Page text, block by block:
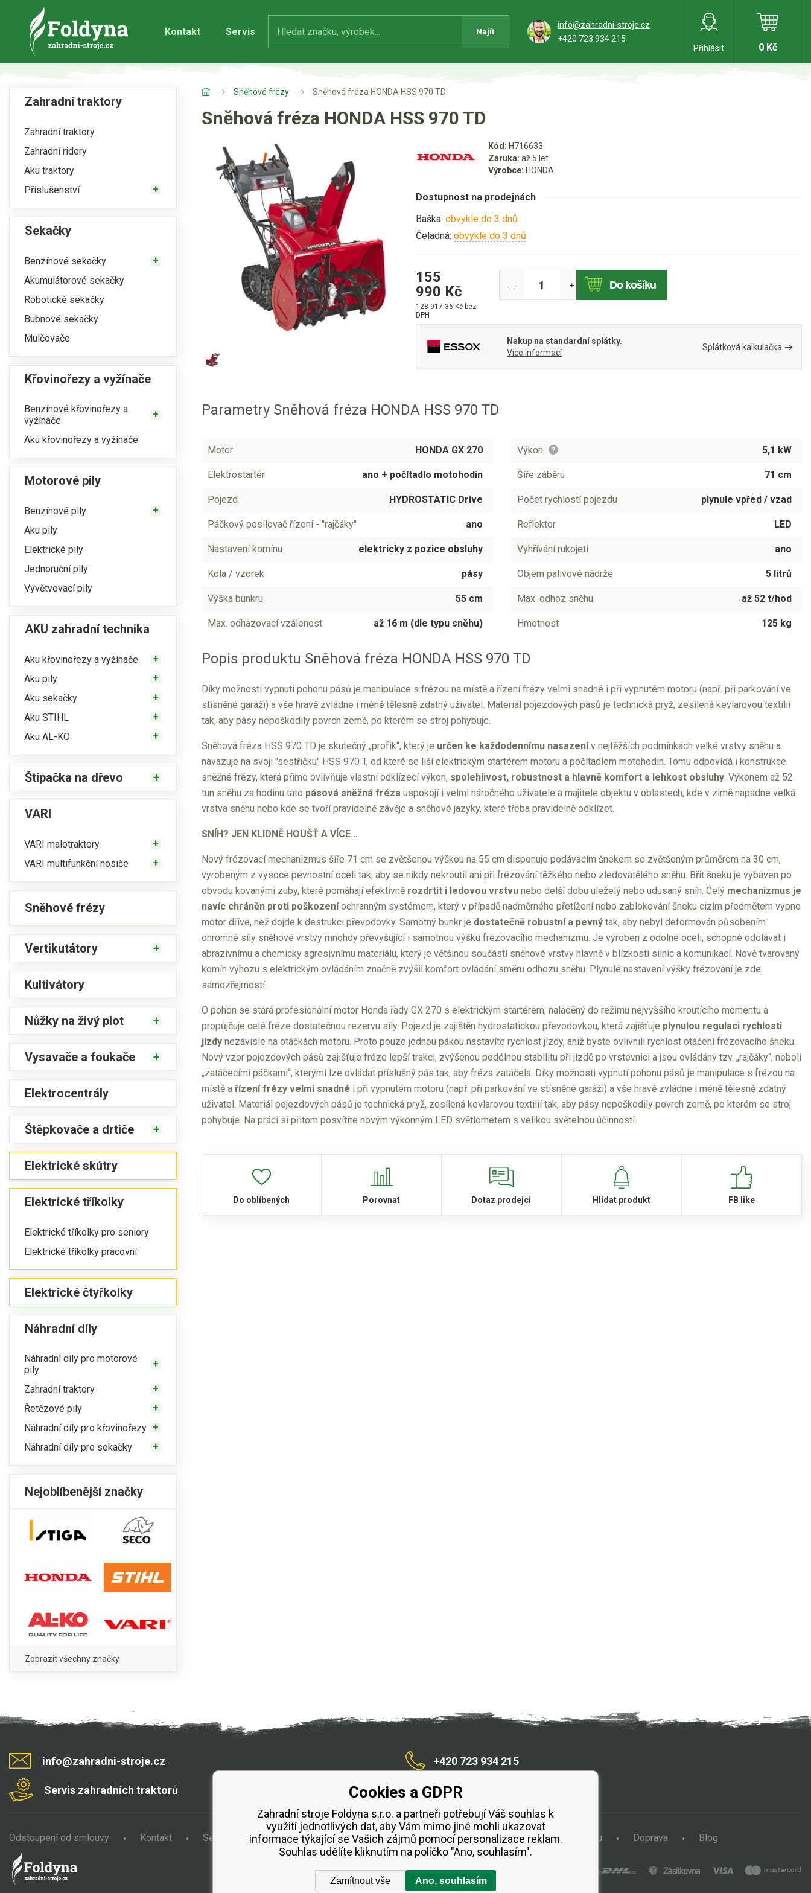
Kontakt Servis Najít
info@zahradni-stroje.cz
+420 723 934 215
Přihlásit
0 Kč
Zahradní traktory
Zahradní traktory
Zahradní ridery
Aku traktory
Příslušenství
Sekačky
Benzínové sekačky
Akumulátorové sekačky
Robotické sekačky
Bubnové sekačky
Mulčovače
Křovinořezy a vyžínače
Benzínové křovinořezy a
vyžínače
Aku křovinořezy a vyžínače
Motorové pily
Benzínové pily
Aku pily
Elektrické pily
Jednoruční pily
Vyvětvovací pily
AKU zahradní technika
Aku křovinořezy a vyžínače
Aku pily
Aku sekačky
Aku STIHL
Aku AL-KO
Štípačka na dřevo
VARI
VARI malotraktory
VARI multifunkční nosiče
Sněhové frézy
Vertikutátory
Kultivátory
Nůžky na živý plot
Vysavače a foukače
Elektrocentrály
Štěpkovače a drtiče
Elektrické skútry
Elektrické tříkolky
Elektrické tříkolky pro seniory
Elektrické tříkolky pracovní
Elektrické čtyřkolky
Náhradní díly
Náhradní díly pro motorové
pily
Zahradní traktory
Řetězové pily
Náhradní díly pro křovinořezy
Náhradní díly pro sekačky
Nejoblíbenější značky
Zobrazit všechny značky
Sněhové frézy Sněhová fréza HONDA HSS 970 TD
Sněhová fréza HONDA HSS 970 TD
Kód: H716633
Záruka: až 5 let
Výrobce: HONDA
Dostupnost na prodejnách
Baška: obvykle do 3 dnů
Čeladná: obvykle do 3 dnů
155
990 Kč
128 917.36 Kč bez
DPH
- + Do košíku
Nakup na standardní splátky.
Více informací
Splátková kalkulačka
Parametry Sněhová fréza HONDA HSS 970 TD
Motor HONDA GX 270 Výkon ? 5,1 kW
Elektrostartér ano + počítadlo motohodin Šíře záběru 71 cm
Pojezd HYDROSTATIC Drive Počet rychlostí pojezdu plynule vpřed / vzad
Páčkový posilovač řízení - "rajčáky" ano Reflektor LED
Nastavení komínu elektricky z pozice obsluhy Vyhřívání rukojeti ano
Kola / vzorek pásy Objem palivové nádrže 5 litrů
Výška bunkru 55 cm Max. odhoz sněhu až 52 t/hod
Max. odhazovací vzálenost až 16 m (dle typu sněhu) Hmotnost 125 kg
Popis produktu Sněhová fréza HONDA HSS 970 TD
Díky možnosti vypnutí pohonu pásů je manipulace s frézou na místě a řízení frézy velmi snadné i při vypnutém motoru (např. při parkování ve
stísněné garáži) a vše hravě zvládne i méně tělesně zdatný uživatel. Materiál pojezdových pásů je technická pryž, zesílená kevlarovou textilií
tak, aby pásy nepoškodily povrch země, po kterém se stroj pohybuje.
Sněhová fréza HSS 970 TD je skutečný „profík“, který je určen ke každodennímu nasazenív nejtěžších podmínkách velké vrstvy sněhu a
navazuje na svoji "sestřičku" HSS 970 T, od které se liší elektrickým startérem motoru a počítadlem motohodin. Tomu odpovídá i konstrukce
sněžné frézy, která přímo ovlivňuje vlastní odklízecí výkon, spolehlivost, robustnost a hlavně komfort a lehkost obsluhy . Výkonem až 52
tun sněhu za hodinu tato pásová sněžná fréza uspokojí i velmi náročného uživatele a majitele objektu v oblastech, kde v zimě napadne velká
vrstva sněhu nebo kde se tvoří pravidelně závěje a sněhové jazyky, které třeba pravidelně odklízet.
SNÍH? JEN KLIDNĚ HOUŠŤ A VÍCE...
Nový frézovací mechanizmus šíře 71 cm se zvětšenou výškou na 55 cm disponuje podávacím šnekem se zvětšeným průměrem na 30 cm,
vyrobeným z vysoce pevnostní oceli tak, aby se nikdy nekroutil ani při frézování těžkého nebo zledovatělého sněhu. Břit šneku je vybaven po
obvodu kovanými zuby, které pomáhají efektivně rozdrtit i ledovou vrstvu nebo delší dobu uleželý nebo udusaný sníh. Celý mechanizmus je
navíc chráněn proti poškozeníochranným systémem, který v případě nadměrného přetížení nebo zablokování šneku cizím předmětem vypne
motor dříve, než dojde k destrukci převodovky. Samotný bunkr je dostatečně robustní a pevný tak, aby nebyl deformován působením
ohromné síly sněhové vrstvy mnohdy převyšující i samotnou výšku frézovacího mechanizmu. Je vyroben z odolné oceli, schopné odolávat i
abrazivnímu a chemicky agresivnímu materiálu, který je většinou součástí sněhové vrstvy hlavně v blízkosti silnic a komunikací. Nově tvarovaný
komín výhozu s elektrickým ovládáním značně zvýšil komfort ovládání směru odhozu sněhu. Plynulé nastavení výšky frézování je zde
samozřejmostí.
O pohon se stará profesionální motor Honda řady GX 270 s elektrickým startérem, naladěný do režimu nejvyššího kroutícího momentu a
propůjčuje celé fréze dostatečnou rezervu síly. Pojezd je zajištěn hydrostatickou převodovkou, která zajišťuje plynulou regulaci rychlosti
jízdy nezávisle na otáčkách motoru. Proto pouze jednou pákou nastavíte rychlost jízdy, aniž byste ovlivnili rychlost otáčení frézovacího šneku.
Nový vzor pojezdových pásů zajišťuje fréze lepší trakci, zvýšenou podélnou stabilitu při jízdě po vrstevnici a jsou ovládány tzv. „rajčáky“, neboli
„zatáčecími páčkami“, kterými lze ovládat příslušný pás tak, aby fréza zatáčela. Díky možnosti vypnutí pohonu pásů je manipulace s frézou na
místě a řízení frézy velmi snadné i při vypnutém motoru (např. při parkování ve stísněné garáži) a vše hravě zvládne i méně tělesně zdatný
uživatel. Materiál pojezdových pásů je technická pryž, zesílená kevlarovou textilií tak, aby pásy nepoškodily povrch země, po kterém se stroj
pohybuje. Na práci si přitom posvítíte novým výkonným LED světlometem s velikou světelnou účinností.
Do oblíbených Porovnat Dotaz prodejci Hlídat produkt FB like
info@zahradni-stroje.cz
Servis zahradních traktorů /zahradnístroje
+420 723 934 215
Odstoupení od smlouvy Kontakt Servis Obchodní podmínky Splátkový prodej ESSOX Půjčovna vertikutátoru Doprava Blog
Cookies a GDPR
Zahradní stroje Foldyna s.r.o. a partneři potřebují Váš souhlas k
využití jednotlivých dat, aby Vám mimo jiné mohli ukazovat
informace týkající se Vašich zájmů pomocí personalizace reklam.
Souhlas udělíte kliknutím na políčko "Ano, souhlasím".
Zamítnout vše Ano, souhlasím